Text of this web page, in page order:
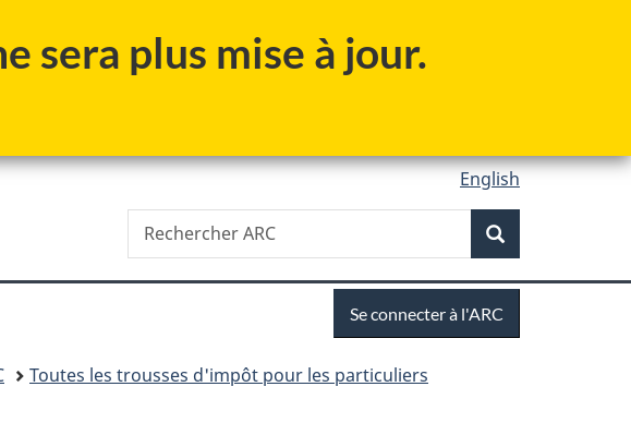
sera plus mise à jour.
English
Recherche
Rechercher
ARC
connecter
Se connecter à l'ARC
Toutes les trousses d'impôt pour les particuliers